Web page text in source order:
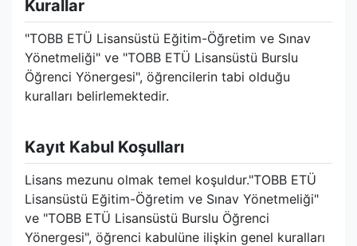
Kurallar
"TOBB ETÜ Lisansüstü Eğitim-Öğretim ve Sınav
Yönetmeliği" ve "TOBB ETÜ Lisansüstü Burslu
Öğrenci Yönergesi", öğrencilerin tabi olduğu
kuralları belirlemektedir.
Kayıt Kabul Koşulları
Lisans mezunu olmak temel koşuldur."TOBB ETÜ
Lisansüstü Eğitim-Öğretim ve Sınav Yönetmeliği"
ve "TOBB ETÜ Lisansüstü Burslu Öğrenci
Yönergesi", öğrenci kabulüne ilişkin genel kuralları